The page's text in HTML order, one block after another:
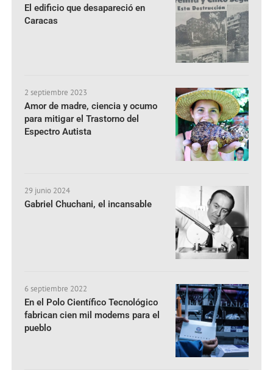
El edificio que desapareció en
Caracas
2 septiembre 2023
Amor de madre, ciencia y ocumo
para mitigar el Trastorno del
Espectro Autista
29 junio 2024
Gabriel Chuchani, el incansable
6 septiembre 2022
En el Polo Científico Tecnológico
fabrican cien mil modems para el
pueblo